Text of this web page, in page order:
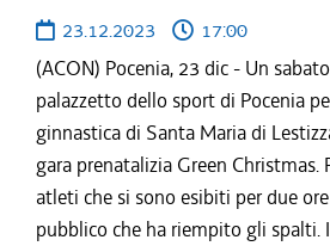
23.12.2023
17:00
(ACON) Pocenia, 23 dic - Un
palazzetto dello sport di Pocenia
ginnastica di Santa Maria di
gara prenatalizia Green
atleti che si sono esibiti per due
pubblico che ha riempito gli spalti.